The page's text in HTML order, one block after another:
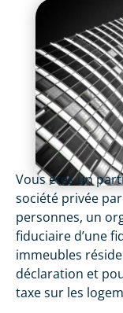
Vous êtes un
société privée
personnes, un
fiduciaire d’une
immeubles
déclaration et
taxe sur les